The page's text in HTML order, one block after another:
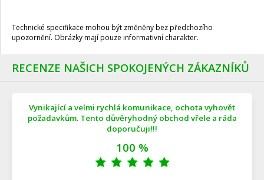
Technické specifikace mohou být změněny bez předchozího
upozornění. Obrázky mají pouze informativní charakter.
RECENZE NAŠICH SPOKOJENÝCH ZÁKAZNÍKŮ
Vynikající a velmi rychlá komunikace, ochota vyhovět
požadavkům. Tento důvěryhodný obchod vřele a ráda
doporučuji!!!
100 %